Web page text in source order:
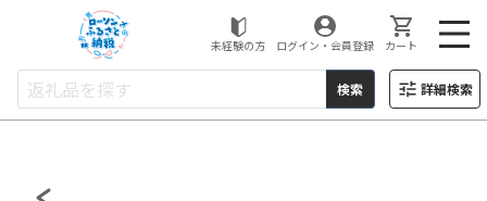
ローソンふるさと納税
未経験の方 ログイン・会員登録 カート
検索 詳細検索